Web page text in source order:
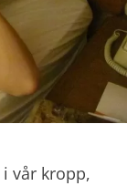
i vår kropp,